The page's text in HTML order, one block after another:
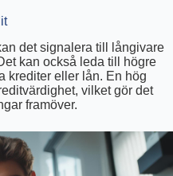
det signalera till långivare
kan också leda till högre
krediter eller lån. En hög
vilket gör det
framöver.